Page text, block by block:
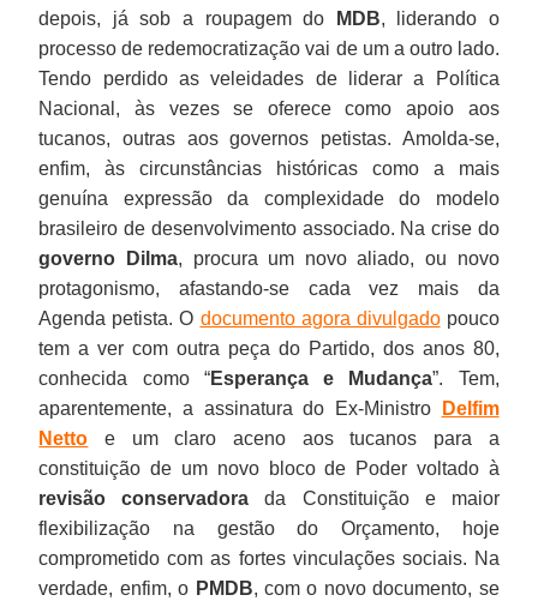
depois, já sob a roupagem do
MDB, liderando o
processo de redemocratização vai de um a outro lado.
Tendo perdido as veleidades de liderar a Política
Nacional, às vezes se oferece como apoio aos
tucanos, outras aos governos petistas. Amolda-se,
enfim, às circunstâncias históricas como a mais
genuína expressão da complexidade do modelo
brasileiro de desenvolvimento associado. Na crise do
governo Dilma, procura um novo aliado, ou novo
protagonismo, afastando-se cada vez mais da
Agenda petista. O documento agora divulgadopouco
tem a ver com outra peça do Partido, dos anos 80,
conhecida como “Esperança e Mudança”. Tem,
aparentemente, a assinatura do Ex-Ministro
Delfim
Netto e um claro aceno aos tucanos para a
constituição de um novo bloco de Poder voltado à
revisão conservadora da Constituição e maior
flexibilização na gestão do Orçamento, hoje
comprometido com as fortes vinculações sociais. Na
verdade, enfim, o PMDB, com o novo documento, se